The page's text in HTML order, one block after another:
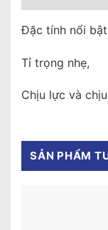
Đặc tính nổi
Tỉ trọng nhẹ,
Chịu lực và
SẢN PHẨM